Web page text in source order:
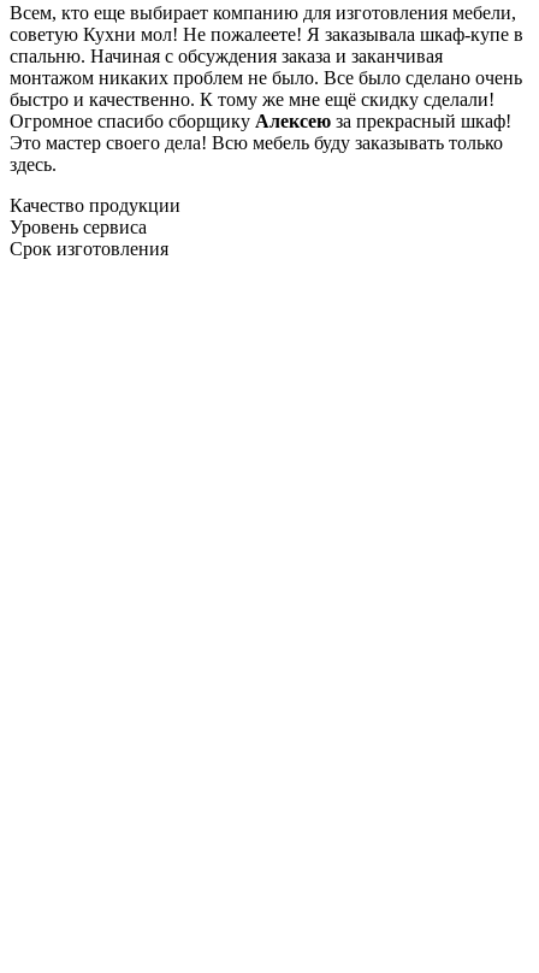
Всем, кто еще выбирает компанию для изготовления мебели,
советую Кухни мол! Не пожалеете! Я заказывала шкаф-купе в
спальню. Начиная с обсуждения заказа и заканчивая
монтажом никаких проблем не было. Все было сделано очень
быстро и качественно. К тому же мне ещё скидку сделали!
Огромное спасибо сборщику Алексею за прекрасный шкаф!
Это мастер своего дела! Всю мебель буду заказывать только
здесь.
Качество продукции
Уровень сервиса
Срок изготовления